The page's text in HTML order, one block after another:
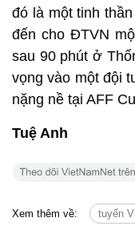
đó là một tinh
đến cho ĐTVN
sau 90 phút ở
vọng vào một đội
nặng nề tại AFF
Tuệ Anh
Xem thêm về: tuyển